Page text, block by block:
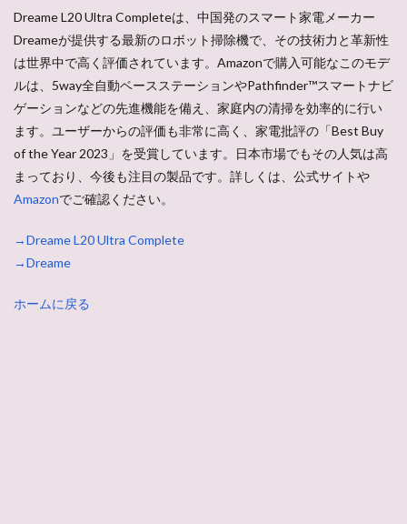
Dreame L20 Ultra Completeは、中国発のスマート家電メーカー
Dreameが提供する最新のロボット掃除機で、その技術力と革新性
は世界中で高く評価されています。Amazonで購入可能なこのモデ
ルは、5way全自動ベースステーションやPathfinder™スマートナビ
ゲーションなどの先進機能を備え、家庭内の清掃を効率的に行い
ます。ユーザーからの評価も非常に高く、家電批評の「Best Buy
of the Year 2023」を受賞しています。日本市場でもその人気は高
まっており、今後も注目の製品です。詳しくは、公式サイトや
Amazonでご確認ください。
→Dreame L20 Ultra Complete
→Dreame
ホームに戻る